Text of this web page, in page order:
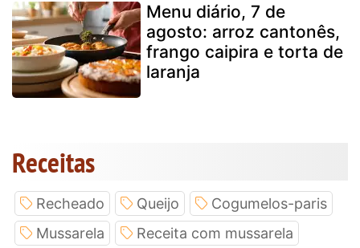
Menu diário, 7 de
agosto: arroz cantonês,
frango caipira e torta de
laranja
Receitas
Recheado Queijo
Cogumelos-paris
Mussarela
Receita com mussarela